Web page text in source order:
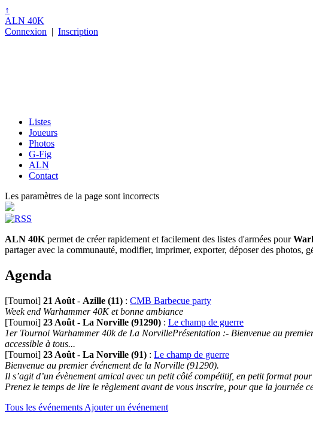
↑
ALN 40K
Connexion | Inscription
Listes
Joueurs
Photos
G-Fig
ALN
Contact
Les paramètres de la page sont incorrects
ALN 40K permet de créer rapidement et facilement des listes d'armées pour
partager avec la communauté, modifier, imprimer, exporter, déposer des photos,
Agenda
[Tournoi] 21 Août - Azille (11) : CMB Barbecue party
Week end Warhammer 40K et bonne ambiance
[Tournoi] 23 Août - La Norville (91290) : Le champ de guerre
1er Tournoi Warhammer 40k de La NorvillePrésentation :- Bienvenue au
accessible à tous...
[Tournoi] 23 Août - La Norville (91) : Le champ de guerre
Bienvenue au premier événement de la Norville (91290).
Il s’agit d’un évènement amical avec un petit côté compétitif, en petit format
Prenez le temps de lire le règlement avant de vous inscrire, pour que la journée
Tous les événements Ajouter un événement